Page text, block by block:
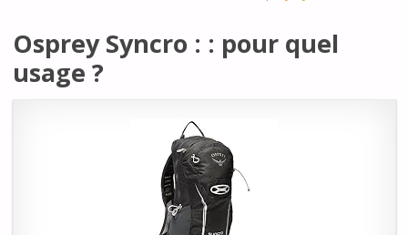
Osprey Syncro : : pour quel
usage ?